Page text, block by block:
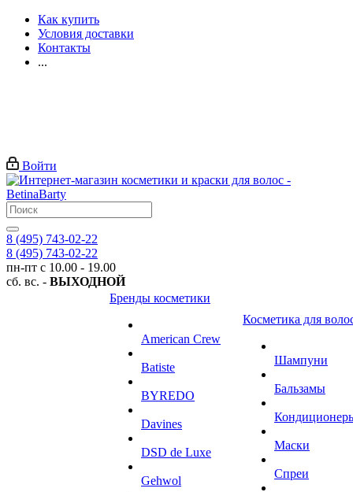
Как купить
Условия доставки
Контакты
...
Войти
8 (495) 743-02-22
8 (495) 743-02-22
пн-пт с 10.00 - 19.00
сб. вс. - ВЫХОДНОЙ
Бренды косметики
American Crew
Batiste
BYREDO
Davines
DSD de Luxe
Gehwol
Косметика для
Шампуни
Бальзамы
Маски
Спреи